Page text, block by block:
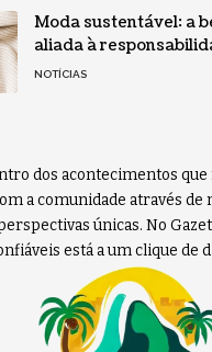
Moda sustentável: a
aliada à
NOTÍCIAS
dos acontecimentos que
a comunidade através de
únicas. No
está a um clique de